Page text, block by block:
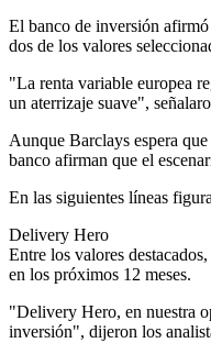
El banco de inversión afirmó
dos de los valores
"La renta variable europea
un aterrizaje suave",
Aunque Barclays espera
banco afirman que el
En las siguientes líneas
Delivery Hero
Entre los valores
en los próximos 12 meses.
"Delivery Hero, en nuestra
inversión", dijeron los